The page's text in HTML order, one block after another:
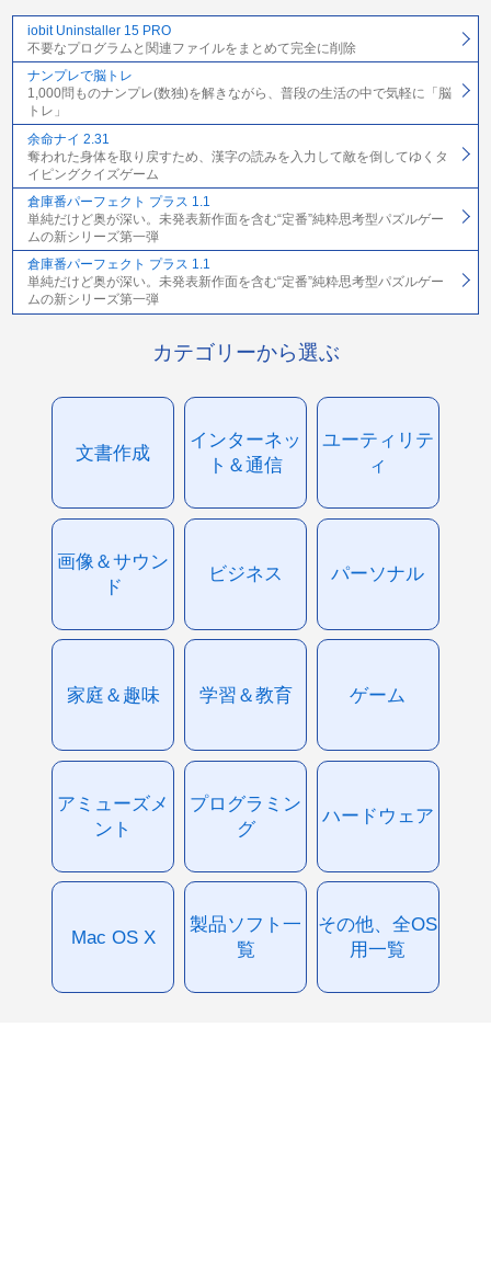
iobit Uninstaller 15 PRO
不要なプログラムと関連ファイルをまとめて完全に削除
ナンプレで脳トレ
1,000問ものナンプレ(数独)を解きながら、普段の生活の中で気軽に「脳
トレ」
余命ナイ 2.31
奪われた身体を取り戻すため、漢字の読みを入力して敵を倒してゆくタ
イピングクイズゲーム
倉庫番パーフェクト プラス 1.1
単純だけど奥が深い。未発表新作面を含む“定番”純粋思考型パズルゲー
ムの新シリーズ第一弾
倉庫番パーフェクト プラス 1.1
単純だけど奥が深い。未発表新作面を含む“定番”純粋思考型パズルゲー
ムの新シリーズ第一弾
カテゴリーから選ぶ
文書作成
インターネッ
ト＆通信
ユーティリテ
ィ
画像＆サウン
ド
ビジネス パーソナル
家庭＆趣味 学習＆教育 ゲーム
アミューズメ
ント
プログラミン
グ
ハードウェア
Mac OS X
製品ソフト一
覧
その他、全OS
用一覧